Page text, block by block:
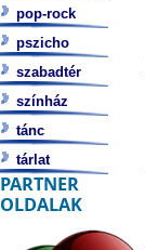
pop-rock
pszicho
szabadtér
színház
tánc
tárlat
PARTNER
OLDALAK